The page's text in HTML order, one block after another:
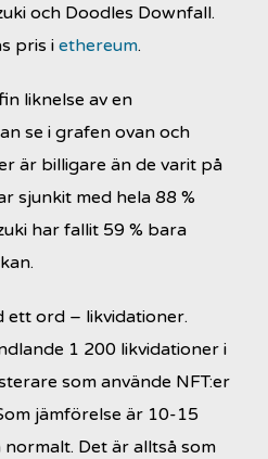
och Doodles Downfall.
pris iethereum.
liknelse av en
se i grafen ovan och
är billigare än de varit på
sjunkit med hela 88 %
har fallit 59 % bara
ett ord – likvidationer.
1 200 likvidationer i
som använde NFT:er
jämförelse är 10-15
Det är alltså som